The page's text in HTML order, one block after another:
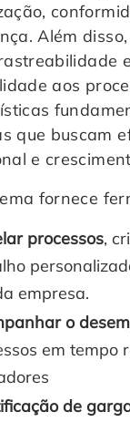
Além disso,
e
aos
que buscam
e
fornece
processos,
empresa.
o
em tempo
de